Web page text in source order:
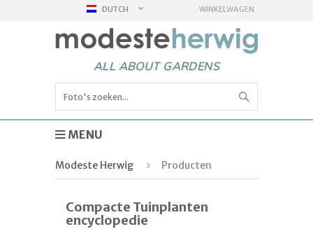
DUTCH WINKELWAGEN
ALL ABOUT GARDENS
MENU
Modeste Herwig Producten
Compacte Tuinplanten
encyclopedie